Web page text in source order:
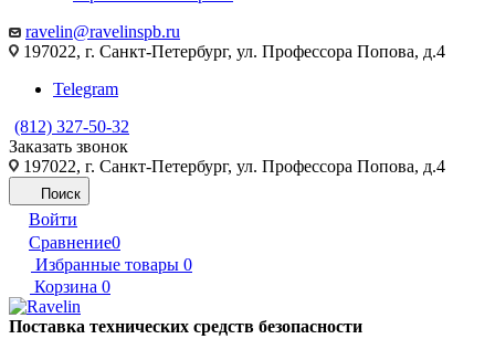
ravelin@ravelinspb.ru
197022, г. Санкт-Петербург, ул. Профессора Попова, д.4
Telegram
(812) 327-50-32
Заказать звонок
197022, г. Санкт-Петербург, ул. Профессора Попова, д.4
Поиск
Войти
Сравнение0
Избранные товары 0
Корзина 0
Поставка технических средств безопасности